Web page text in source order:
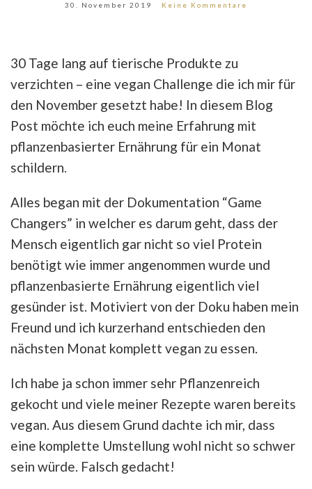
30. November 2019 Keine Kommentare
30 Tage lang auf tierische Produkte zu
verzichten – eine vegan Challenge die ich mir für
den November gesetzt habe! In diesem Blog
Post möchte ich euch meine Erfahrung mit
pflanzenbasierter Ernährung für ein Monat
schildern.
Alles began mit der Dokumentation “Game
Changers” in welcher es darum geht, dass der
Mensch eigentlich gar nicht so viel Protein
benötigt wie immer angenommen wurde und
pflanzenbasierte Ernährung eigentlich viel
gesünder ist. Motiviert von der Doku haben mein
Freund und ich kurzerhand entschieden den
nächsten Monat komplett vegan zu essen.
Ich habe ja schon immer sehr Pflanzenreich
gekocht und viele meiner Rezepte waren bereits
vegan. Aus diesem Grund dachte ich mir, dass
eine komplette Umstellung wohl nicht so schwer
sein würde. Falsch gedacht!